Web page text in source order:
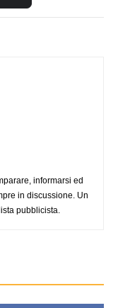
informarsi ed
in discussione. Un
pubblicista.